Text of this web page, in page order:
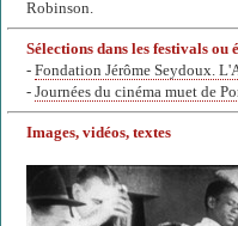
Robinson.
Sélections dans les festivals ou
- Fondation Jérôme Seydoux.
- Journées du cinéma muet de
Images, vidéos, textes